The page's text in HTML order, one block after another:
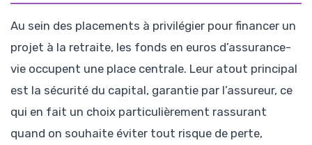
Au sein des placements à privilégier pour financer un
projet à la retraite, les fonds en euros d’assurance-
vie occupent une place centrale. Leur atout principal
est la sécurité du capital, garantie par l’assureur, ce
qui en fait un choix particulièrement rassurant
quand on souhaite éviter tout risque de perte,